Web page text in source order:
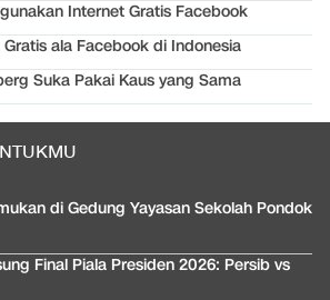
Internet Gratis Facebook
ala Facebook di Indonesia
Suka Pakai Kaus yang Sama
di Gedung Yayasan Sekolah Pondok
Final Piala Presiden 2026: Persib vs